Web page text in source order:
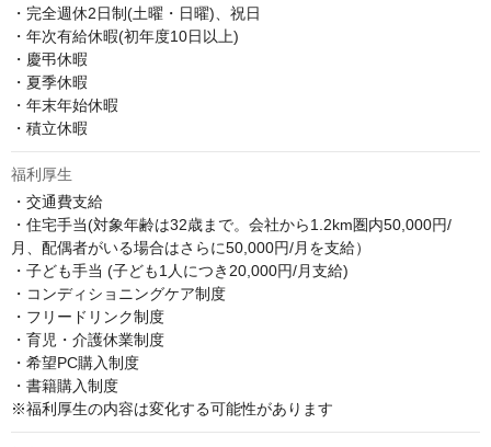
・完全週休2日制(土曜・日曜)、祝日
・年次有給休暇(初年度10日以上)
・慶弔休暇
・夏季休暇
・年末年始休暇
・積立休暇
福利厚生
・交通費支給
・住宅手当(対象年齢は32歳まで。会社から1.2km圏内50,000円/
月、配偶者がいる場合はさらに50,000円/月を支給）
・子ども手当 (子ども1人につき20,000円/月支給)
・コンディショニングケア制度
・フリードリンク制度
・育児・介護休業制度
・希望PC購入制度
・書籍購入制度
※福利厚生の内容は変化する可能性があります